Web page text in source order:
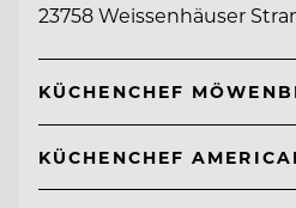
23758 Weissenhäuser
KÜCHENCHEF
KÜCHENCHEF